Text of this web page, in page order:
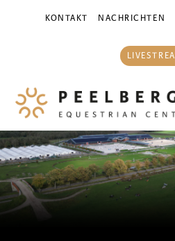
KONTAKT NACHRICHTEN